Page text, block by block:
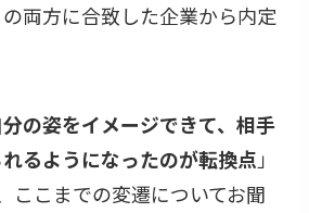
両方に合致した企業から内定
の姿をイメージできて、相手
るようになったのが転換点 」
ここまでの変遷についてお聞